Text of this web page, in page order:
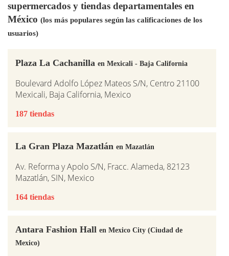
supermercados y tiendas departamentales en
México (los más populares según las calificaciones de los
usuarios)
Plaza La Cachanilla en Mexicali - Baja California
Boulevard Adolfo López Mateos S/N, Centro 21100
Mexicali, Baja California, Mexico
187 tiendas
La Gran Plaza Mazatlán en Mazatlán
Av. Reforma y Apolo S/N, Fracc. Alameda, 82123
Mazatlán, SIN, Mexico
164 tiendas
Antara Fashion Hall en Mexico City (Ciudad de
Mexico)